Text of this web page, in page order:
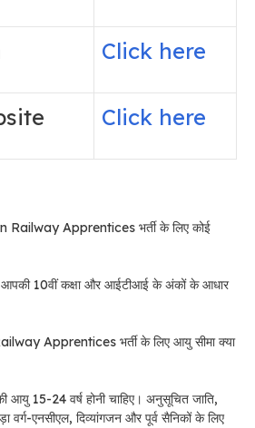
Click here
Click here
Railway Apprentices भर्ती के लिए कोई
आपकी 10वीं कक्षा और आईटीआई के अंकों के आधार
Apprentices भर्ती के लिए आयु सीमा क्या
15-24 वर्ष होनी चाहिए। अनुसूचित जाति,
वर्ग-एनसीएल, दिव्यांगजन और पूर्व सैनिकों के लिए